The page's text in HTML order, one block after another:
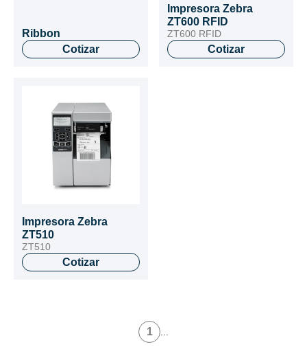
Ribbon
Cotizar
Impresora Zebra
ZT600 RFID
ZT600 RFID
Cotizar
Impresora Zebra
ZT510
ZT510
Cotizar
1